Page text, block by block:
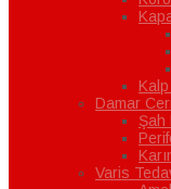
Damar
Şah
Varis